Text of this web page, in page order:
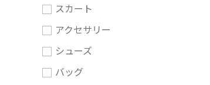
スカート
アクセサリー
シューズ
バッグ